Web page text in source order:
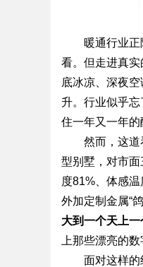
暖通行业
看。但走进真
底冰凉、深夜
升。行业似乎
住一年又一年的
然而，这
型别墅，对市
度81%、体感
外加定制金属“
大到一个天上一
上那些漂亮的
面对这样